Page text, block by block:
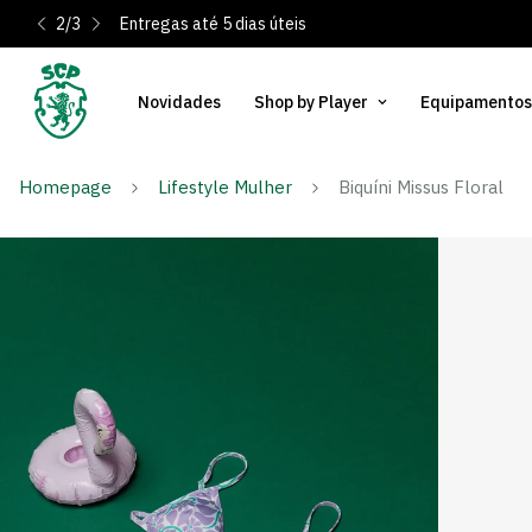
Entregas até 5 dias úteis
2/3
Novidades Shop by Player Equipamentos
Homepage Lifestyle Mulher Biquíni Missus Floral